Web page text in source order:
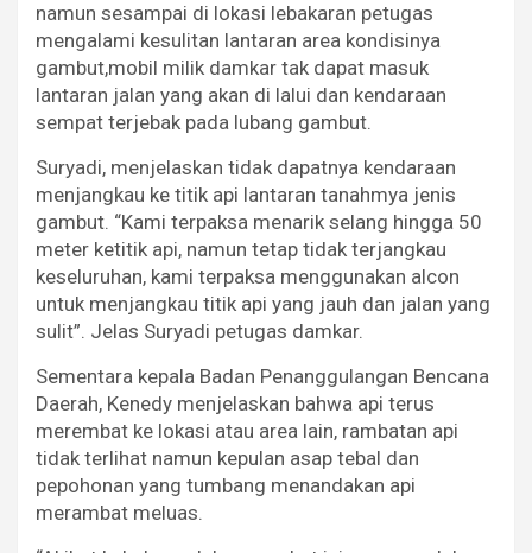
namun sesampai di lokasi lebakaran petugas
mengalami kesulitan lantaran area kondisinya
gambut,mobil milik damkar tak dapat masuk
lantaran jalan yang akan di lalui dan kendaraan
sempat terjebak pada lubang gambut.
Suryadi, menjelaskan tidak dapatnya kendaraan
menjangkau ke titik api lantaran tanahmya jenis
gambut. “Kami terpaksa menarik selang hingga 50
meter ketitik api, namun tetap tidak terjangkau
keseluruhan, kami terpaksa menggunakan alcon
untuk menjangkau titik api yang jauh dan jalan yang
sulit”. Jelas Suryadi petugas damkar.
Sementara kepala Badan Penanggulangan Bencana
Daerah, Kenedy menjelaskan bahwa api terus
merembat ke lokasi atau area lain, rambatan api
tidak terlihat namun kepulan asap tebal dan
pepohonan yang tumbang menandakan api
merambat meluas.